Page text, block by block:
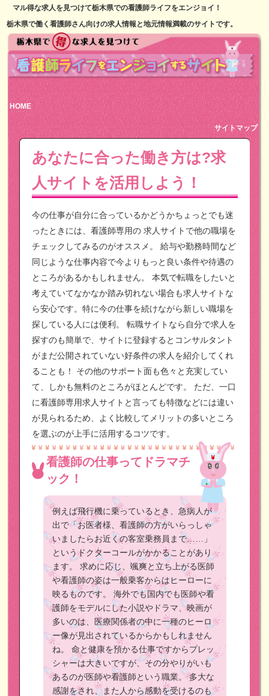
マル得な求人を見つけて栃木県での看護師ライフをエンジョイ！
栃木県で働く看護師さん向けの求人情報と地元情報満載のサイトです。
HOME
サイトマップ
あなたに合った働き方は?求
人サイトを活用しよう！
今の仕事が自分に合っているかどうかちょっとでも迷
ったときには、看護師専用の 求人サイトで他の職場を
チェックしてみるのがオススメ。
給与や勤務時間など
同じような仕事内容で今よりもっと良い条件や待遇の
ところがあるかもしれません。
本気で転職をしたいと
考えていてなかなか踏み切れない場合も求人サイトな
ら安心です。特に今の仕事を続けながら新しい職場を
探している人には便利。
転職サイトなら自分で求人を
探すのも簡単で、サイトに登録するとコンサルタント
がまだ公開されていない好条件の求人を紹介してくれ
ることも！
その他のサポート面も色々と充実してい
て、しかも無料のところがほとんどです。
ただ、一口
に看護師専用求人サイトと言っても特徴などには違い
が見られるため、よく比較してメリットの多いところ
を選ぶのが上手に活用するコツです。
看護師の仕事ってドラマチ
ック！
例えば飛行機に乗っているとき、急病人が
出で「お医者様、看護師の方がいらっしゃ
いましたらお近くの客室乗務員まで……」
というドクターコールがかかることがあり
ます。
求めに応じ、颯爽と立ち上がる医師
や看護師の姿は一般乗客からはヒーローに
映るものです。
海外でも国内でも医師や看
護師をモデルにした小説やドラマ、映画が
多いのは、医療関係者の中に一種のヒーロ
ー像が見出されているからかもしれません
ね。
命と健康を預かる仕事ですからプレッ
シャーは大きいですが、その分やりがいも
あるのが医師や看護師という職業。多大な
感謝をされ、また人から感動を受けるのも